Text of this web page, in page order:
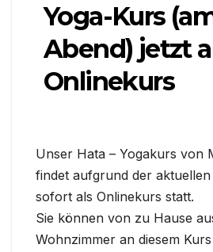
Yoga-Kurs
Abend) jetzt
Onlinekurs
Unser Hata – Yogakurs von
findet aufgrund der
sofort als Onlinekurs statt.
Sie können von zu Hause
Wohnzimmer an diesem